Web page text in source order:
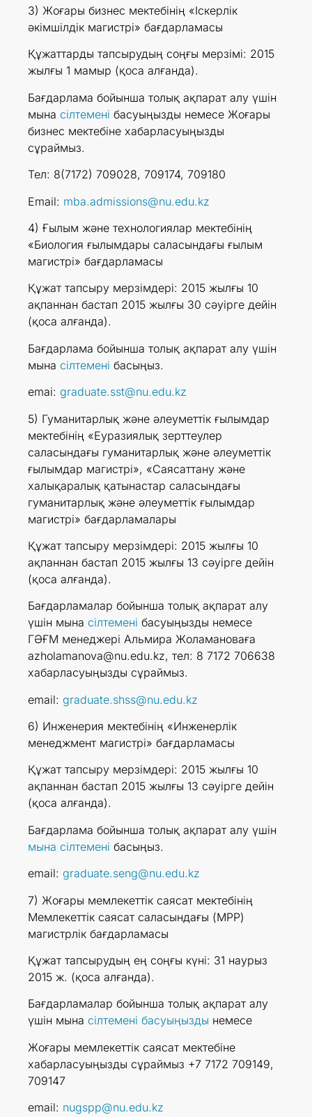
3) Жоғары бизнес мектебінің «Іскерлік
әкімшілдік магистрі» бағдарламасы
Құжаттарды тапсырудың соңғы мерзімі: 2015
жылғы 1 мамыр (қоса алғанда).
Бағдарлама бойынша толық ақпарат алу үшін
мына сілтемені басуыңызды немесе Жоғары
бизнес мектебіне хабарласуыңызды
сұраймыз.
Тел: 8(7172) 709028, 709174, 709180
Email: mba.admissions@nu.edu.kz
4) Ғылым және технологиялар мектебінің
«Биология ғылымдары саласындағы ғылым
магистрі» бағдарламасы
Құжат тапсыру мерзімдері: 2015 жылғы 10
ақпаннан бастап 2015 жылғы 30 сәуірге дейін
(қоса алғанда).
Бағдарлама бойынша толық ақпарат алу үшін
мына сілтемені басыңыз.
emai: graduate.sst@nu.edu.kz
5) Гуманитарлық және әлеуметтік ғылымдар
мектебінің «Еуразиялық зерттеулер
саласындағы гуманитарлық және әлеуметтік
ғылымдар магистрі», «Саясаттану және
халықаралық қатынастар саласындағы
гуманитарлық және әлеуметтік ғылымдар
магистрі» бағдарламалары
Құжат тапсыру мерзімдері: 2015 жылғы 10
ақпаннан бастап 2015 жылғы 13 сәуірге дейін
(қоса алғанда).
Бағдарламалар бойынша толық ақпарат алу
үшін мына сілтемені басуыңызды немесе
ГӘҒМ менеджері Альмира Жоламановаға
azholamanova@nu.edu.kz, тел: 8 7172 706638
хабарласуыңызды сұраймыз.
email: graduate.shss@nu.edu.kz
6) Инженерия мектебінің «Инженерлік
менеджмент магистрі» бағдарламасы
Құжат тапсыру мерзімдері: 2015 жылғы 10
ақпаннан бастап 2015 жылғы 13 сәуірге дейін
(қоса алғанда).
Бағдарлама бойынша толық ақпарат алу үшін
мына сілтемені басыңыз.
email: graduate.seng@nu.edu.kz
7) Жоғары мемлекеттік саясат мектебінің
Мемлекеттік саясат саласындағы (MPP)
магистрлік бағдарламасы
Құжат тапсырудың ең соңғы күні: 31 наурыз
2015 ж. (қоса алғанда).
Бағдарламалар бойынша толық ақпарат алу
үшін мына сілтемені басуыңызды немесе
Жоғары мемлекеттік саясат мектебіне
хабарласуыңызды сұраймыз +7 7172 709149,
709147
email: nugspp@nu.edu.kz